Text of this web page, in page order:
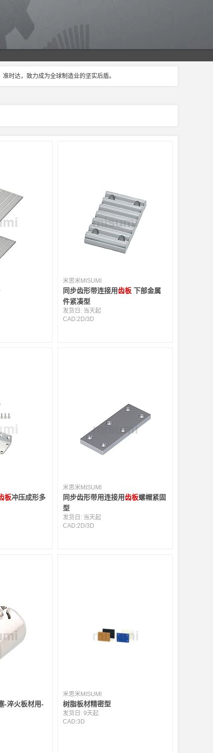
时达，致力成为全球制造业的坚实后盾。
米思米MISUMI
同步齿形带连接用齿板 下部金属
件紧凑型
发货日: 当天起
CAD:2D/3D
板冲压成形多
米思米MISUMI
同步齿形带用连接用齿板螺帽紧固
型
发货日: 当天起
CAD:2D/3D
-淬火板材用-
米思米MISUMI
树脂板材精密型
发货日:9天起
CAD:3D